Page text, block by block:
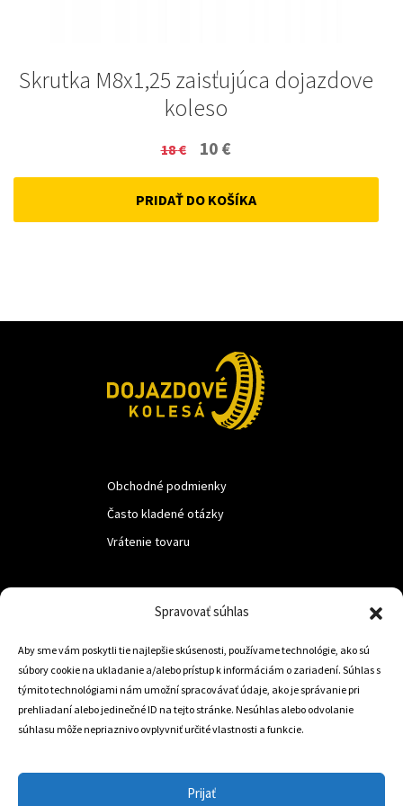
Spravovať súhlas
Aby sme vám poskytli tie najlepšie skúsenosti, používame technológie, ako sú
súbory cookie na ukladanie a/alebo prístup k informáciám o zariadení. Súhlas s
týmito technológiami nám umožní spracovávať údaje, ako je správanie pri
prehliadaní alebo jedinečné ID na tejto stránke. Nesúhlas alebo odvolanie
súhlasu môže nepriaznivo ovplyvniť určité vlastnosti a funkcie.
Prijať
Skrutka M8x1,25 zaisťujúca dojazdove
koleso
18€
Original
price
was:
10 €
price
is:
PRIDAŤ DO KOŠÍKA
Obchodné podmienky
Často kladené otázky
Vrátenie tovaru
Trstená 02801
+421 905 806 234